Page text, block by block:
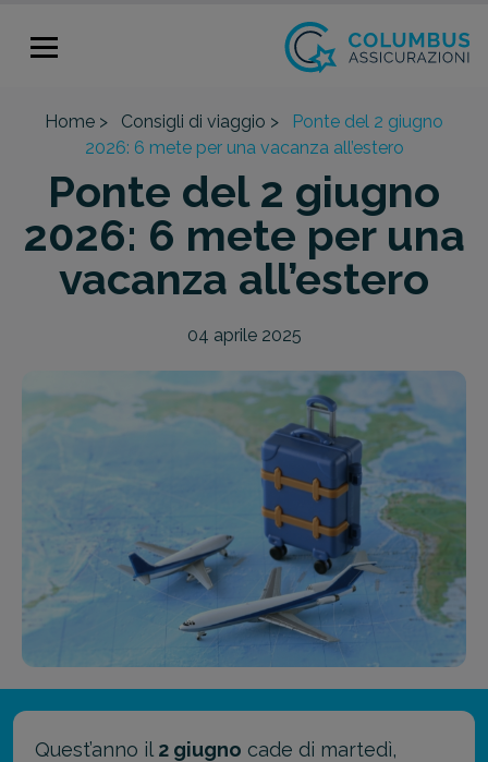
Home > Consigli di viaggio >
Ponte del 2 giugno
2026: 6 mete per una vacanza all’estero
Ponte del 2 giugno
2026: 6 mete per una
vacanza all’estero
04 aprile 2025
Quest’anno il 2 giugno cade di martedì,